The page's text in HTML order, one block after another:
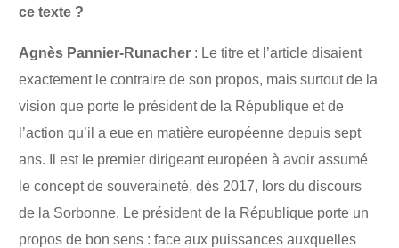
ce texte ?
Agnès Pannier-Runacher : Le titre et l’article disaient
exactement le contraire de son propos, mais surtout de la
vision que porte le président de la République et de
l’action qu’il a eue en matière européenne depuis sept
ans. Il est le premier dirigeant européen à avoir assumé
le concept de souveraineté, dès 2017, lors du discours
de la Sorbonne. Le président de la République porte un
propos de bon sens : face aux puissances auxquelles